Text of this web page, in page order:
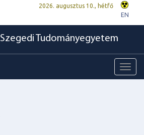
2026. augusztus 10., hétfő
EN
Szegedi Tudományegyetem